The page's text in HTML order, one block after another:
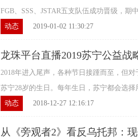
FGB、SSS、JSTAR五支队伍成功晋级，期
动态
2019-01-02 11:30:27
龙珠平台直播2019苏宁公益战
2018年进入尾声，各种节日接踵而至，但
苏宁28岁的生日。每年生日，苏宁都会选
动态
2018-12-27 12:16:17
从《旁观者2》看反乌托邦：